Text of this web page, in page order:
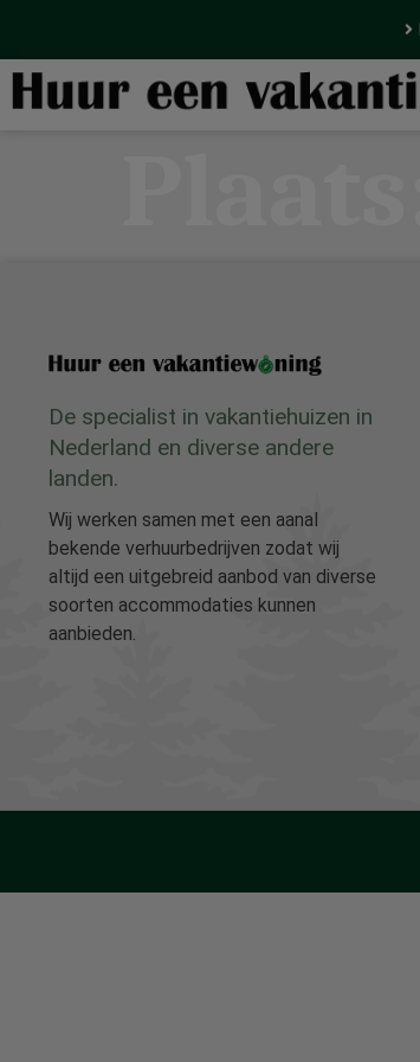
De specialist in vakantiehuizen in
Nederland en diverse andere
landen.
Wij werken samen met een aanal
bekende verhuurbedrijven zodat wij
altijd een uitgebreid aanbod van diverse
soorten accommodaties kunnen
aanbieden.